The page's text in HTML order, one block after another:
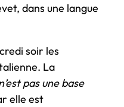
dans une langue
soir les
La
pas une base
elle est